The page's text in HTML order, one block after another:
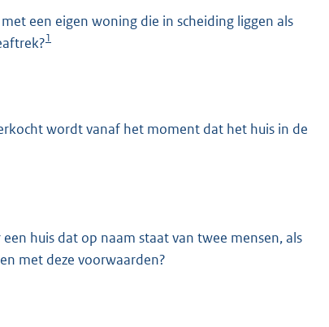
een eigen woning die in scheiding liggen als
1
wordt vanaf het moment dat het huis in de
huis dat op naam staat van twee mensen, als
met deze voorwaarden?